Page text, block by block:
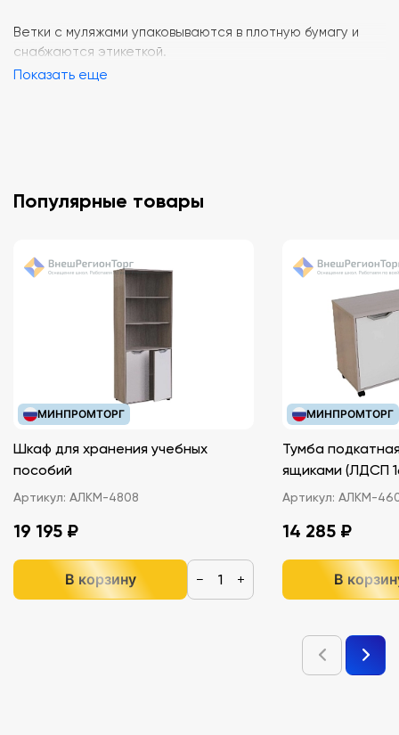
Ветки с муляжами упаковываются в плотную бумагу и
снабжаются этикеткой.
Показать еще
Популярные товары
МИНПРОМТОРГ
Шкаф для хранения учебных
пособий
Артикул: АЛКМ-4808
19 195 ₽
В корзину − +
МИНПРОМТОРГ
Тумба
ящиками
Артикул: АЛКМ-
14 285 ₽
В